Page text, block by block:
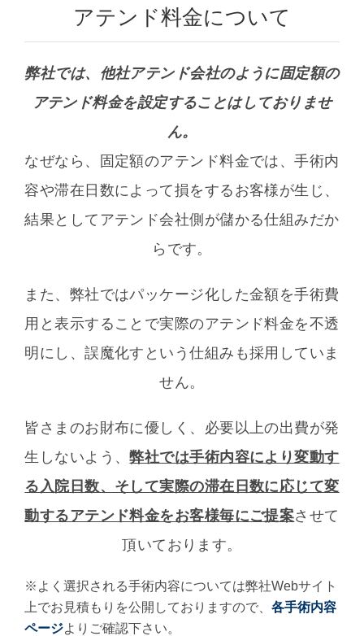
アテンド料金について
弊社では、他社アテンド会社のように固定額の
アテンド料金を設定することはしておりませ
ん。
なぜなら、固定額のアテンド料金では、手術内
容や滞在日数によって損をするお客様が生じ、
結果としてアテンド会社側が儲かる仕組みだか
らです。
また、弊社ではパッケージ化した金額を手術費
用と表示することで実際のアテンド料金を不透
明にし、誤魔化すという仕組みも採用していま
せん。
皆さまのお財布に優しく、必要以上の出費が発
生しないよう、弊社では手術内容により変動す
る入院日数、そして実際の滞在日数に応じて変
動するアテンド料金をお客様毎にご提案させて
頂いております。
※よく選択される手術内容については弊社Webサイト
上でお見積もりを公開しておりますので、 各手術内容
ページよりご確認下さい。